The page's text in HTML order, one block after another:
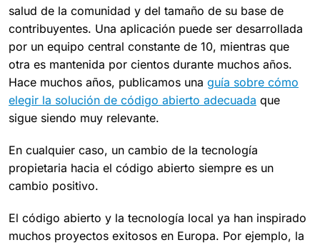
salud de la comunidad y del tamaño de su base de
contribuyentes. Una aplicación puede ser desarrollada
por un equipo central constante de 10, mientras que
otra es mantenida por cientos durante muchos años.
Hace muchos años, publicamos una guía sobre cómo
elegir la solución de código abierto adecuada que
sigue siendo muy relevante.
En cualquier caso, un cambio de la tecnología
propietaria hacia el código abierto siempre es un
cambio positivo.
El código abierto y la tecnología local ya han inspirado
muchos proyectos exitosos en Europa. Por ejemplo, la